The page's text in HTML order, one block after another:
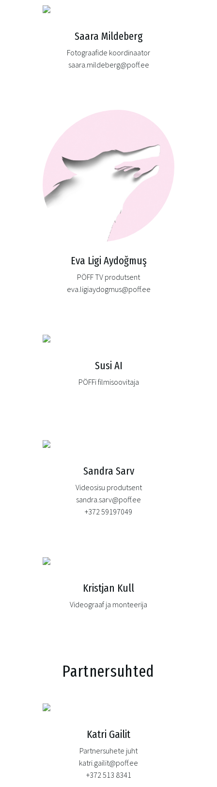
Saara Mildeberg
Fotograafide koordinaator
saara.mildeberg@poff.ee
Eva Ligi Aydoğmuş
PÖFF TV produtsent
eva.ligiaydogmus@poff.ee
Susi AI
PÖFFi filmisoovitaja
Sandra Sarv
Videosisu produtsent
sandra.sarv@poff.ee
+372 59197049
Kristjan Kull
Videograaf ja monteerija
Partnersuhted
Katri Gailit
Partnersuhete juht
katri.gailit@poff.ee
+372 513 8341